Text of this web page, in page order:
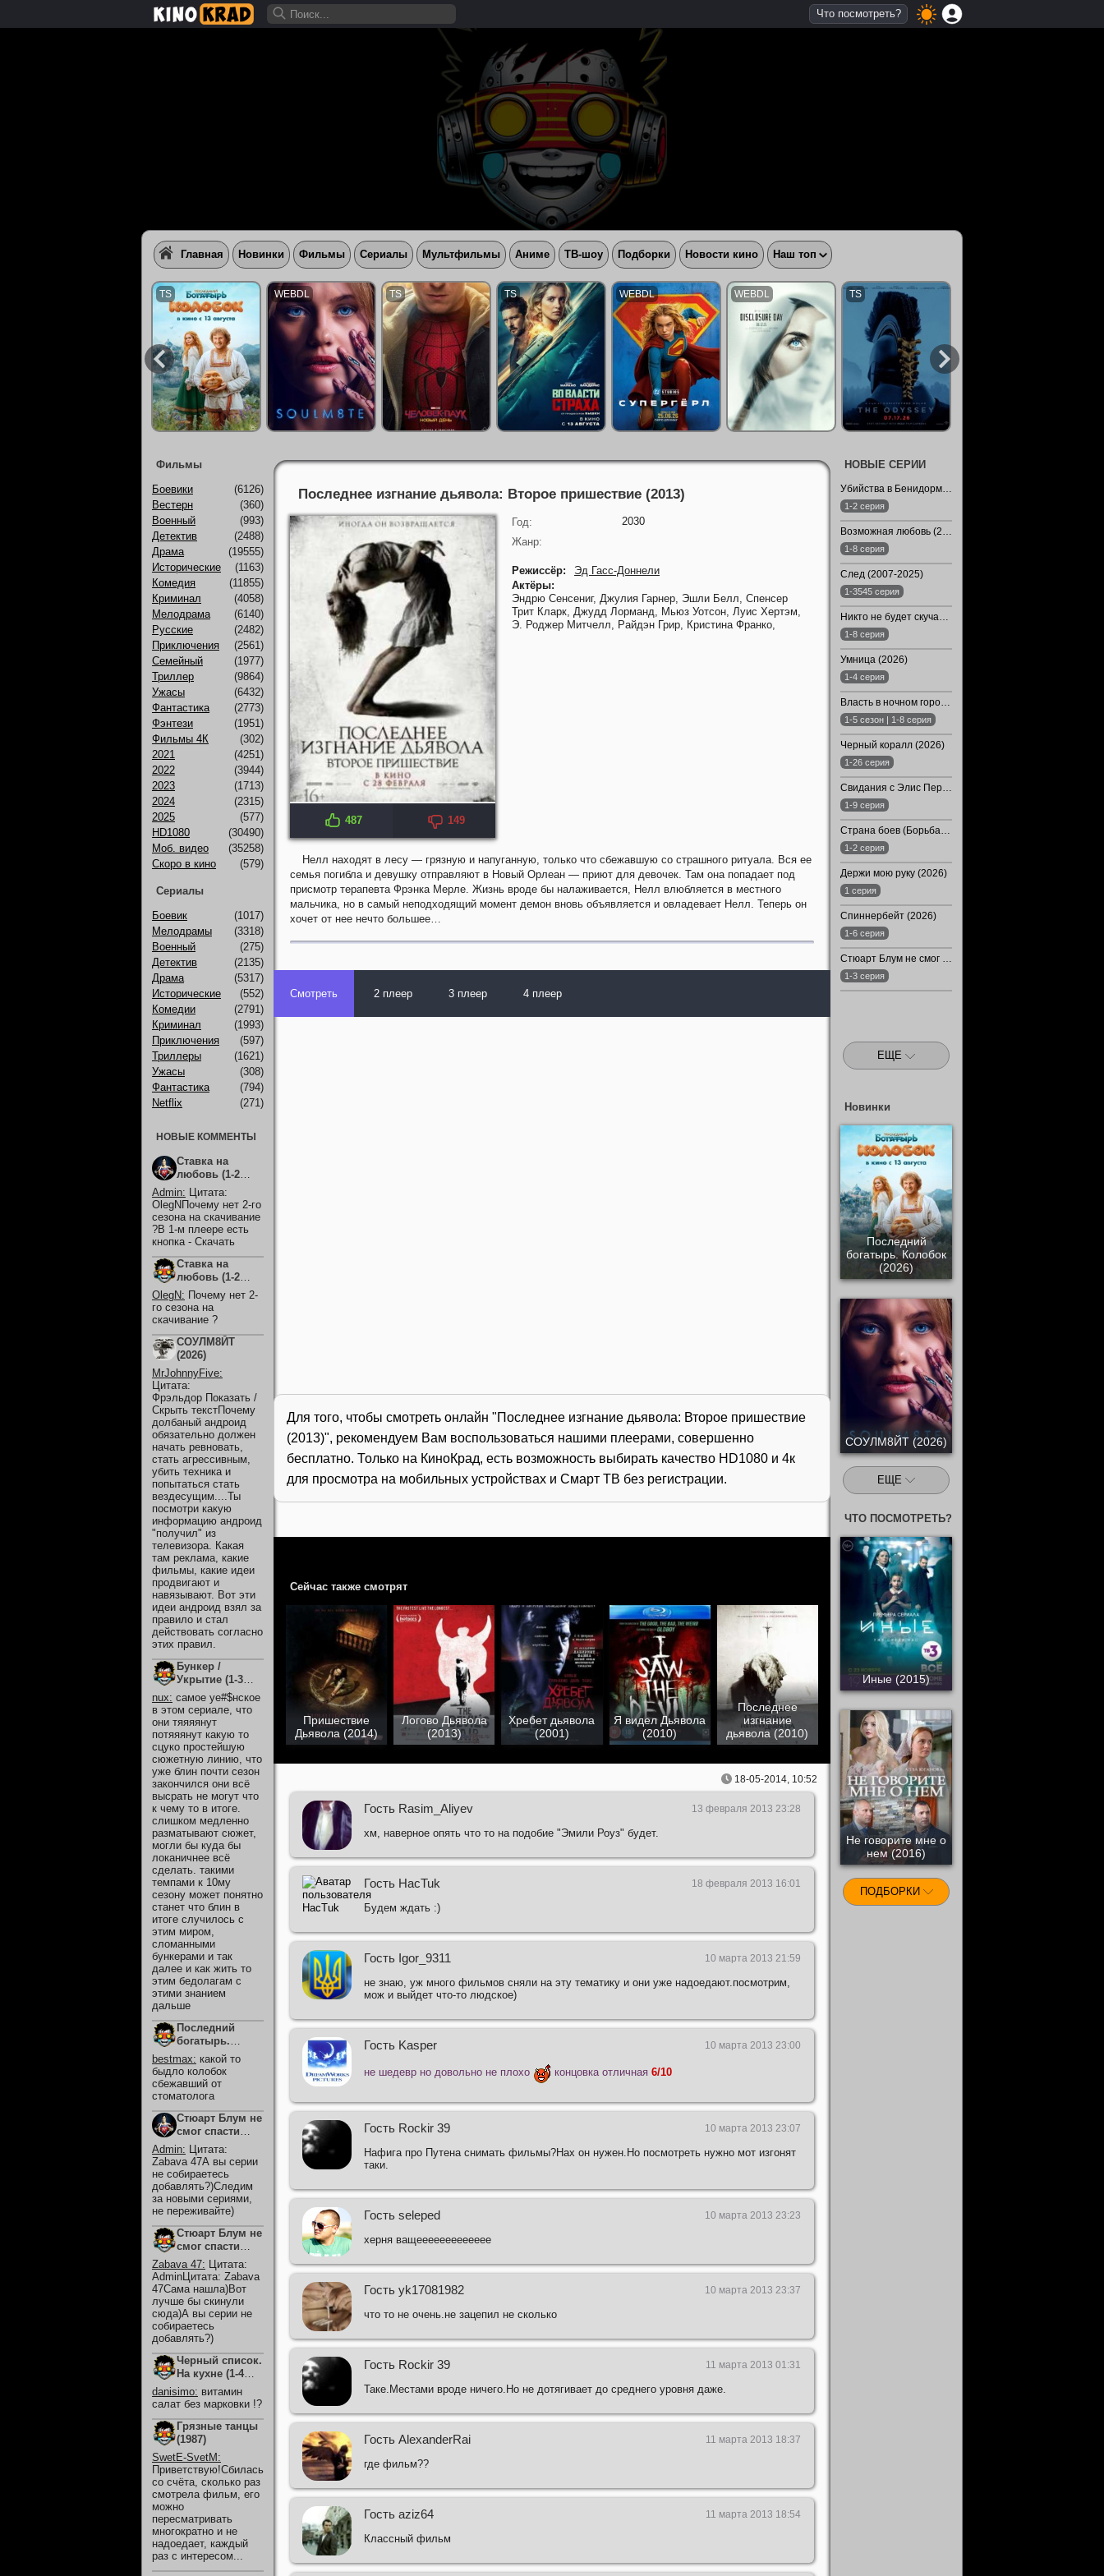
Последнее изгнание дьявола: Второе пришествие (2013)
IMDB: 4.0 KP: 4.0
487 149
Год:
2030
Жанр:
Режиссёр:
Эд Гасс-Доннели
Актёры:
Эндрю Сенсениг, Джулия Гарнер, Эшли Белл, Спенсер
Трит Кларк, Джудд Лорманд, Мьюз Уотсон, Луис Хертэм,
Э. Роджер Митчелл, Райдэн Грир, Кристина Франко,
Нелл находят в лесу — грязную и напуганную, только что сбежавшую со страшного ритуала. Вся ее
семья погибла и девушку отправляют в Новый Орлеан — приют для девочек. Там она попадает под
присмотр терапевта Фрэнка Мерле. Жизнь вроде бы налаживается, Нелл влюбляется в местного
мальчика, но в самый неподходящий момент демон вновь объявляется и овладевает Нелл. Теперь он
хочет от нее нечто большее…
Смотреть 2 плеер 3 плеер 4 плеер
Для того, чтобы смотреть онлайн "Последнее изгнание дьявола: Второе пришествие
(2013)", рекомендуем Вам воспользоваться нашими плеерами, совершенно
бесплатно. Только на КиноКрад, есть возможность выбирать качество HD1080 и 4к
для просмотра на мобильных устройствах и Смарт ТВ без регистрации.
Сейчас также смотрят
Пришествие
Дьявола (2014)
Логово Дьявола
(2013)
Хребет дьявола
(2001)
Я видел Дьявола
(2010)
Последнее
изгнание
дьявола (2010)
18-05-2014, 10:52
Гость Rasim_Aliyev 13 февраля 2013 23:28
хм, наверное опять что то на подобие "Эмили Роуз" будет.
Гость HacTuk 18 февраля 2013 16:01
Будем ждать :)
Гость Igor_9311 10 марта 2013 21:59
не знаю, уж много фильмов сняли на эту тематику и они уже надоедают.посмотрим,
мож и выйдет что-то людское)
Гость Kasper 10 марта 2013 23:00
не шедевр но довольно не плохо концовка отличная 6/10
Гость Rockir 39 10 марта 2013 23:07
Нафига про Путена снимать фильмы?Нах он нужен.Но посмотреть нужно мот изгонят
таки.
Гость seleped 10 марта 2013 23:23
херня ващеееееееееееее
Гость yk17081982 10 марта 2013 23:37
что то не очень.не зацепил не сколько
Гость Rockir 39 11 марта 2013 01:31
Таке.Местами вроде ничего.Но не дотягивает до среднего уровня даже.
Гость AlexanderRai 11 марта 2013 18:37
где фильм??
Гость aziz64 11 марта 2013 18:54
Классный фильм
Фильмы
Боевики
(6126)
Вестерн
(360)
Военный
(993)
Детектив
(2488)
Драма
(19555)
Исторические
(1163)
Комедия
(11855)
Криминал
(4058)
Мелодрама
(6140)
Русские
(2482)
Приключения
(2561)
Семейный
(1977)
Триллер
(9864)
Ужасы
(6432)
Фантастика
(2773)
Фэнтези
(1951)
Фильмы 4К
(302)
2021
(4251)
2022
(3944)
2023
(1713)
2024
(2315)
2025
(577)
HD1080
(30490)
Моб. видео
(35258)
Скоро в кино
(579)
Сериалы
Боевик
(1017)
Мелодрамы
(3318)
Военный
(275)
Детектив
(2135)
Драма
(5317)
Исторические
(552)
Комедии
(2791)
Криминал
(1993)
Приключения
(597)
Триллеры
(1621)
Ужасы
(308)
Фантастика
(794)
Netflix
(271)
НОВЫЕ КОММЕНТЫ
Ставка на
любовь (1-2
Сезон)
Admin: Цитата:
OlegNПочему нет 2-го
сезона на скачивание
?В 1-м плеере есть
кнопка - Скачать
Ставка на
любовь (1-2
Сезон)
OlegN: Почему нет 2-
го сезона на
скачивание ?
СОУЛМ8ЙТ
(2026)
MrJohnnyFive:
Цитата:
Фрэльдор Показать /
Скрыть текстПочему
долбаный андроид
обязательно должен
начать ревновать,
стать агрессивным,
убить техника и
попытаться стать
вездесущим....Ты
посмотри какую
информацию андроид
"получил" из
телевизора. Какая
там реклама, какие
фильмы, какие идеи
продвигают и
навязывают. Вот эти
идеи андроид взял за
правило и стал
действовать согласно
этих правил.
Бункер /
Укрытие (1-3
Сезон)
nux: самое уе#$нское
в этом сериале, что
они тяяяянут
потяяянут какую то
сцуко простейшую
сюжетную линию, что
уже блин почти сезон
закончился они всё
высрать не могут что
к чему то в итоге.
слишком медленно
разматывают сюжет,
могли бы куда бы
локаничнее всё
сделать. такими
темпами к 10му
сезону может понятно
станет что блин в
итоге случилось с
этим миром,
сломанными
бункерами и так
далее и как жить то
этим бедолагам с
этими знанием
дальше
Последний
богатырь.
Колобок (2026)
bestmax: какой то
быдло колобок
сбежавший от
стоматолога
Стюарт Блум не
смог спасти
вселенную
(2026)
Admin: Цитата:
Zabava 47А вы серии
не собираетесь
добавлять?)Следим
за новыми сериями,
не переживайте)
Стюарт Блум не
смог спасти
вселенную
(2026)
Zabava 47: Цитата:
AdminЦитата: Zabava
47Сама нашла)Вот
лучше бы скинули
сюда)А вы серии не
собираетесь
добавлять?)
Черный список.
На кухне (1-4
Сезон)
danisimo: витамин
салат без марковки !?
Грязные танцы
(1987)
SwetE-SvetM :
Приветствую!Сбилась
со счёта, сколько раз
смотрела фильм, его
можно
пересматривать
многократно и не
надоедает, каждый
раз с интересом...
НОВЫЕ СЕРИИ
Убийства в Бенидорме / Убойный Бенидорм (2026)
1-2 серия
Возможная любовь (2026)
1-8 серия
След (2007-2025)
1-3545 серия
Никто не будет скучать по нам (2024)
1-8 серия
Умница (2026)
1-4 серия
Власть в ночном городе. Книга третья: Юность Кэнена (1-5 Сезон)
1-5 сезон | 1-8 серия
Черный коралл (2026)
1-26 серия
Свидания с Элис Перес (2026)
1-9 серия
Страна боев (Борьба) (2026)
1-2 серия
Держи мою руку (2026)
1 серия
Спиннербейт (2026)
1-6 серия
Стюарт Блум не смог спасти вселенную (2026)
1-3 серия
ЕЩЕ
Новинки
Последний
богатырь. Колобок
(2026)
СОУЛМ8ЙТ (2026)
ЕЩЕ
ЧТО ПОСМОТРЕТЬ?
Иные (2015)
Не говорите мне о
нем (2016)
ПОДБОРКИ
Главная Новинки Фильмы Сериалы Мультфильмы Аниме ТВ-шоу Подборки Новости кино Наш топ
Что посмотреть?